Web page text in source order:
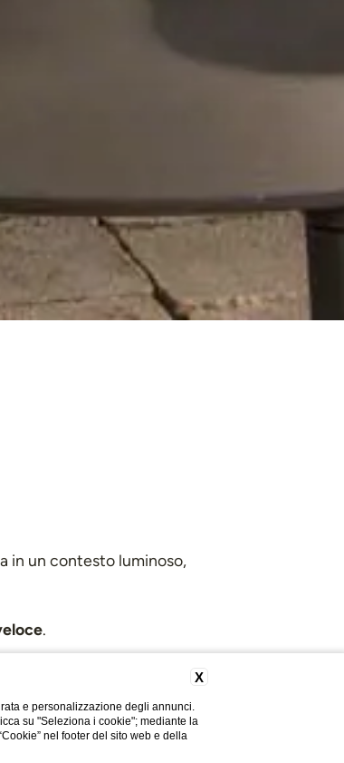
in un contesto luminoso,
.
X
e personalizzazione degli annunci.
su "Seleziona i cookie"; mediante la
nel footer del sito web e della